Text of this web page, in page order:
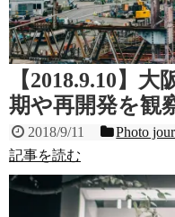
【2018.9.10】
期や再開発を観
2018/9/11 Photo
記事を読む